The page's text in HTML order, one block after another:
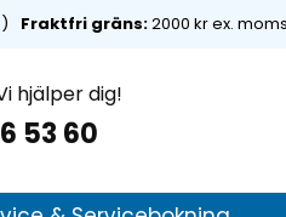
Fraktfri gräns:2000 kr ex.
)
hjälper dig!
53 60